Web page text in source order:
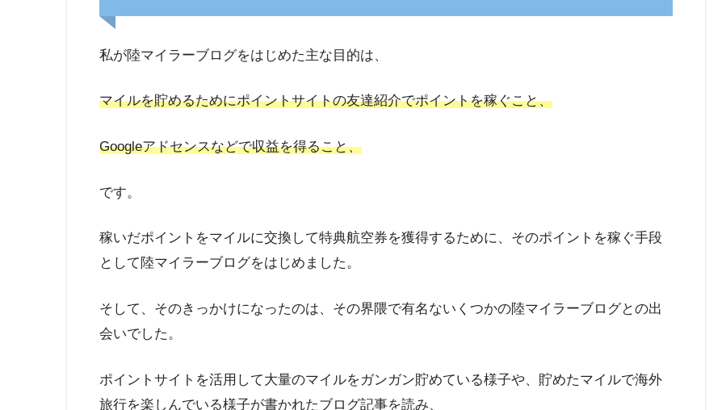
私が陸マイラーブログをはじめた主な目的は、
マイルを貯めるためにポイントサイトの友達紹介でポイントを稼ぐこと、
Googleアドセンスなどで収益を得ること、
です。
稼いだポイントをマイルに交換して特典航空券を獲得するために、そのポイントを稼ぐ手段
として陸マイラーブログをはじめました。
そして、そのきっかけになったのは、その界隈で有名ないくつかの陸マイラーブログとの出
会いでした。
ポイントサイトを活用して大量のマイルをガンガン貯めている様子や、貯めたマイルで海外
旅行を楽しんでいる様子が書かれたブログ記事を読み、